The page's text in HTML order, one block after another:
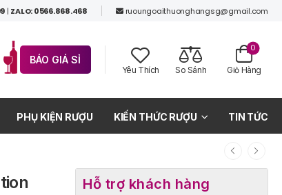
| ZALO: 0566.868.468 ruoungoaithuonghangsg@gmail.com
BÁO GIÁ SỈ
Yêu Thích So Sánh Giỏ Hàng
0
PHỤ KIỆN RƯỢU KIẾN THỨC RƯỢU TIN TỨC
Hỗ trợ khách hàng